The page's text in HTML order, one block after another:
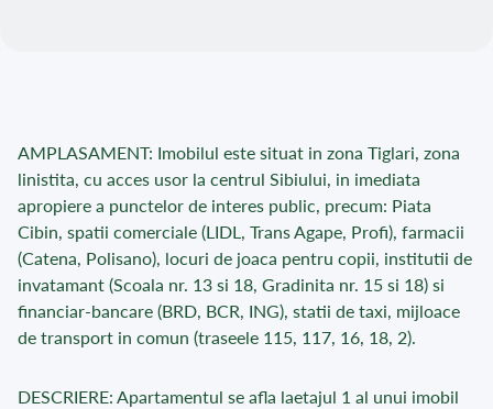
AMPLASAMENT: Imobilul este situat in zona Tiglari, zona
linistita, cu acces usor la centrul Sibiului, in imediata
apropiere a punctelor de interes public, precum: Piata
Cibin, spatii comerciale (LIDL, Trans Agape, Profi), farmacii
(Catena, Polisano), locuri de joaca pentru copii, institutii de
invatamant (Scoala nr. 13 si 18, Gradinita nr. 15 si 18) si
financiar-bancare (BRD, BCR, ING), statii de taxi, mijloace
de transport in comun (traseele 115, 117, 16, 18, 2).
DESCRIERE: Apartamentul se afla laetajul 1 al unui imobil